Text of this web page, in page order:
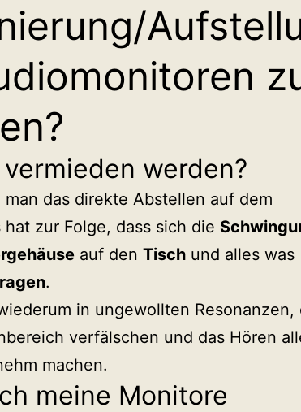
werden?
das direkte Abstellen auf dem
zur Folge, dass sich die
auf den Tisch und alles was
.
in ungewollten Resonanzen,
verfälschen und das Hören
machen.
meine Monitore